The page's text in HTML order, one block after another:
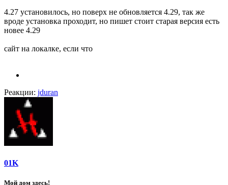
4.27 установилось, но поверх не обновляется 4.29, так же
вроде установка проходит, но пишет стоит старая версия есть
новее 4.29
сайт на локалке, если что
Реакции: jduran
01K
Мой дом здесь!